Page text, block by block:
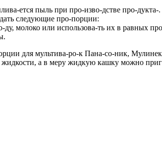
ется пыль при про-изво-дстве про-дукта-.
следующие про-порции:
молоко или использова-ть их в равных
для мультива-ро-к Пана-со-ник,
а в меру жидкую кашку можно